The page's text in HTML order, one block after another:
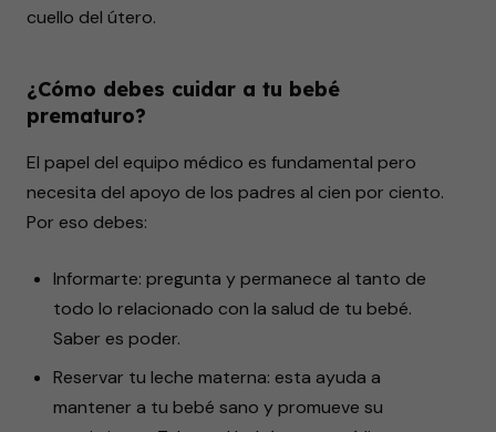
cuello del útero.
¿Cómo debes cuidar a tu bebé
prematuro?
El papel del equipo médico es fundamental pero
necesita del apoyo de los padres al cien por ciento.
Por eso debes:
Informarte: pregunta y permanece al tanto de
todo lo relacionado con la salud de tu bebé.
Saber es poder.
Reservar tu leche materna: esta ayuda a
mantener a tu bebé sano y promueve su